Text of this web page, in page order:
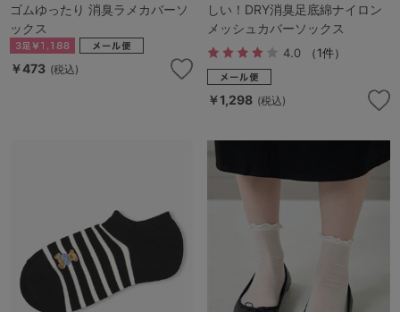
ゴムゆったり 消臭ラメカバーソ
ックス
￥473 (税込)
しい！DRY消臭足底綿ナイロン
メッシュカバーソックス
4.0 （1件）
￥1,298 (税込)